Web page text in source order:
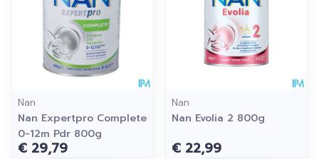
Nan
Nan Expertpro Complete
0-12m Pdr 800g
€ 29,79
Nan
Nan Evolia 2 800g
€ 22,99